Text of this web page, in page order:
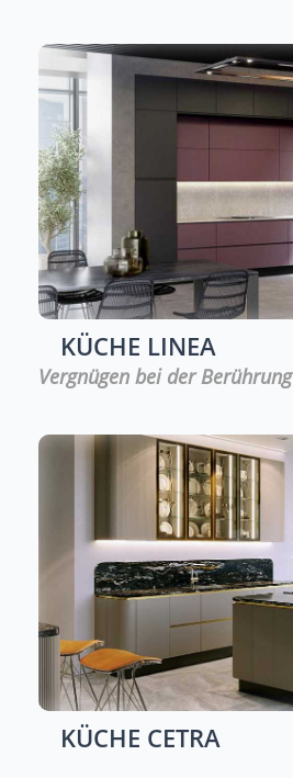
KÜCHE LINEA
Vergnügen bei der Berührung
KÜCHE CETRA